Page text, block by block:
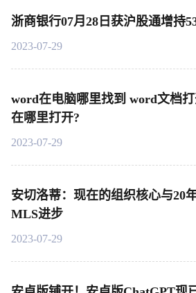
浙商银行07月28日获沪股通增持
2023-07-29
word在电脑哪里找到 word文档
在哪里打开?
2023-07-29
安切洛蒂：现在的组织核心与20
MLS进步
2023-07-29